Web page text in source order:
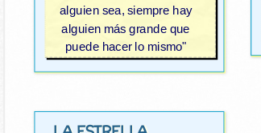
alguien sea, siempre hay
alguien más grande que
puede hacer lo mismo"